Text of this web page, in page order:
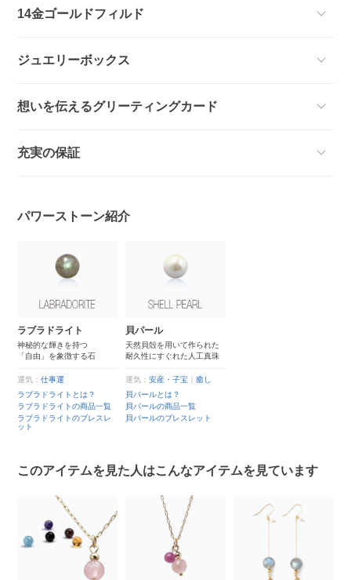
14金ゴールドフィルド
ジュエリーボックス
想いを伝えるグリーティングカード
充実の保証
パワーストーン紹介
ラブラドライト
神秘的な輝きを持つ
「自由」を象徴する石
運気：仕事運
ラブラドライトとは？
ラブラドライトの商品一覧
ラブラドライトのブレスレ
ット
貝パール
天然貝殻を用いて作られた
耐久性にすぐれた人工真珠
運気：安産・子宝 ｜癒し
貝パールとは？
貝パールの商品一覧
貝パールのブレスレット
このアイテムを見た人はこんなアイテムを見ています